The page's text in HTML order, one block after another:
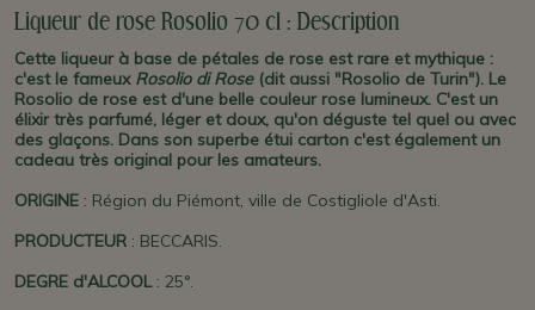
Liqueur de rose Rosolio 70 cl : Description
Cette liqueur à base de pétales de rose est rare et mythique :
c'est le fameux Rosolio di Rose (dit aussi "Rosolio de Turin"). Le
Rosolio de rose est d'une belle couleur rose lumineux. C'est un
élixir très parfumé, léger et doux, qu'on déguste tel quel ou avec
des glaçons. Dans son superbe étui carton c'est également un
cadeau très original pour les amateurs.
ORIGINE : Région du Piémont, ville de Costigliole d'Asti.
PRODUCTEUR : BECCARIS.
DEGRE d'ALCOOL: 25°.